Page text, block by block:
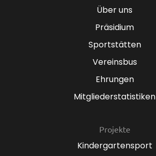
Über uns
Präsidium
Sportstätten
Vereinsbus
Ehrungen
Mitgliederstatistiken
Projekte
Kindergartensport